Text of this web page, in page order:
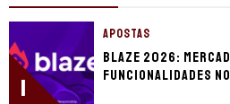
1
APOSTAS
Blaze 2026:
funcionalidades